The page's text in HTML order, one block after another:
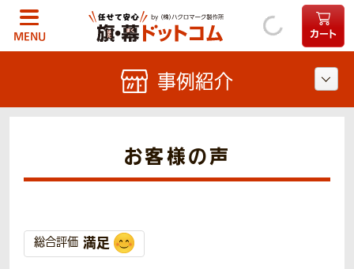
MENU カート
お客様の声
総合評価 満足
事例紹介